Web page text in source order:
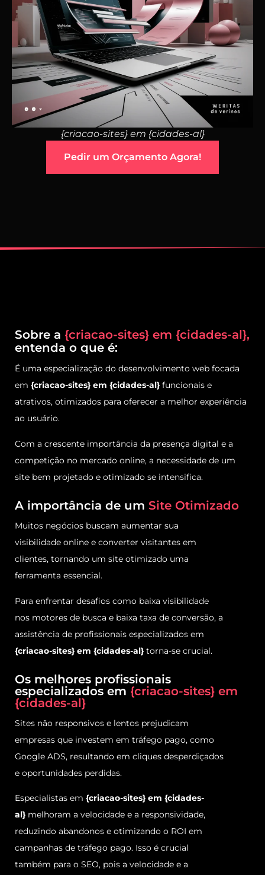
{criacao-sites} em {cidades-al}
Pedir um Orçamento Agora!
Sobre a {criacao-sites} em {cidades-al},
entenda o que é:
É uma especialização do desenvolvimento web focada
em {criacao-sites} em {cidades-al} funcionais e
atrativos, otimizados para oferecer a melhor experiência
ao usuário.
Com a crescente importância da presença digital e a
competição no mercado online, a necessidade de um
site bem projetado e otimizado se intensifica.
A importância de um Site Otimizado
Muitos negócios buscam aumentar sua
visibilidade online e converter visitantes em
clientes, tornando um site otimizado uma
ferramenta essencial.
Para enfrentar desafios como baixa visibilidade
nos motores de busca e baixa taxa de conversão, a
assistência de profissionais especializados em
{criacao-sites} em {cidades-al} torna-se crucial.
Os melhores profissionais
especializados em {criacao-sites} em
{cidades-al}
Sites não responsivos e lentos prejudicam
empresas que investem em tráfego pago, como
Google ADS, resultando em cliques desperdiçados
e oportunidades perdidas.
Especialistas em {criacao-sites} em {cidades-
al} melhoram a velocidade e a responsividade,
reduzindo abandonos e otimizando o ROI em
campanhas de tráfego pago. Isso é crucial
também para o SEO, pois a velocidade e a